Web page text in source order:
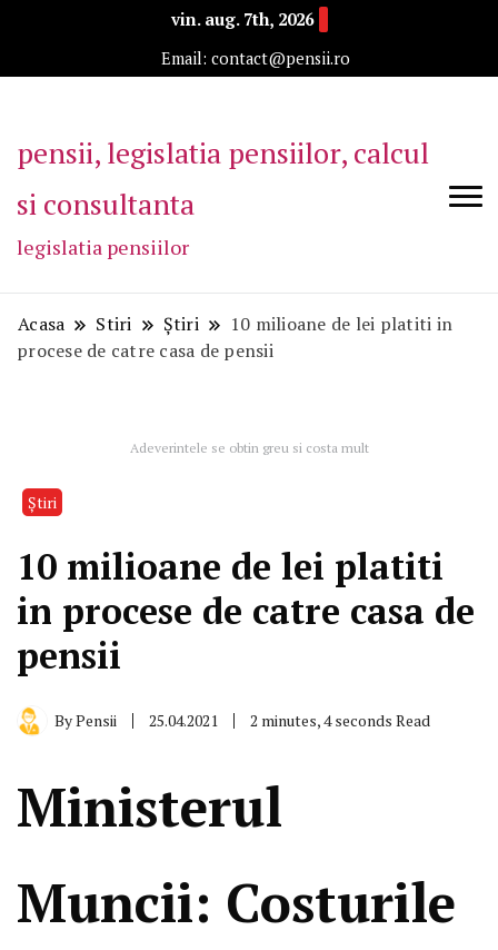
vin. aug. 7th, 2026
Email: contact@pensii.ro
pensii, legislatia pensiilor, calcul
si consultanta
legislatia pensiilor
Acasa Stiri Știri
10 milioane de lei platiti in
procese de catre casa de pensii
Adeverintele se obtin greu si costa mult
Știri
10 milioane de lei platiti
in procese de catre casa de
pensii
ByPensii 25.04.2021 2 minutes, 4 seconds Read
Ministerul
Muncii: Costurile